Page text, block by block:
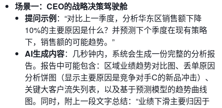
场景一：CEO的战略决策驾驶舱
提问示例：“对比上一季度，分析华东区销售额下降
10%的主要原因是什么？并预测下个季度在现有策略
下，销售额的可能趋势。”
AI生成内容：几秒钟内，系统会生成一份完整的分析报
告。报告中可能包含：区域业绩趋势对比图、丢单原因
分析饼图（显示主要原因是竞争对手C的新品冲击）、
关键大客户流失列表，以及基于预测模型的趋势曲线
图。同时，附上一段文字总结：“业绩下滑主要归因于